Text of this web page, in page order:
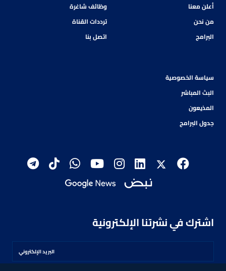
أعلن معنا
من نحن
البرامج
وظائف شاغرة
ترددات القناة
اتصل بنا
سياسة الخصوصية
البث المباشر
المذيعون
جدول البرامج
اشترك في نشرتنا الإلكترونية